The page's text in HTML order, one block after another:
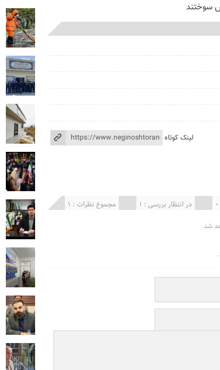
سوختند
لینک کوتاه
مجموع نظرات : 1 در انتظار بررسی : 1
شد.